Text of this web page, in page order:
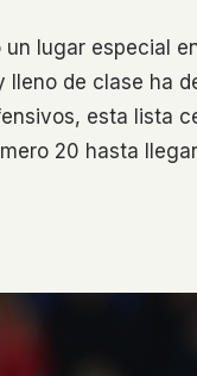
lugar especial
de clase ha
esta lista
20 hasta